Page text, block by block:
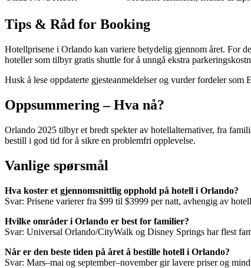
Tips & Råd for Booking
Hotellprisene i Orlando kan variere betydelig gjennom året. For
hoteller som tilbyr gratis shuttle for å unngå ekstra
Husk å lese oppdaterte gjesteanmeldelser og vurder fordeler
Oppsummering – Hva nå?
Orlando 2025 tilbyr et bredt spekter av hotellalternativer, fra
bestill i god tid for å sikre en problemfri opplevelse.
Vanlige spørsmål
Hva koster et gjennomsnittlig opphold på hotell i Orlando?
Svar: Prisene varierer fra $99 til $3999 per natt, avhengig av
Hvilke områder i Orlando er best for familier?
Svar: Universal Orlando/CityWalk og Disney Springs har flest
Når er den beste tiden på året å bestille hotell i Orlando?
Svar: Mars–mai og september–november gir lavere priser og